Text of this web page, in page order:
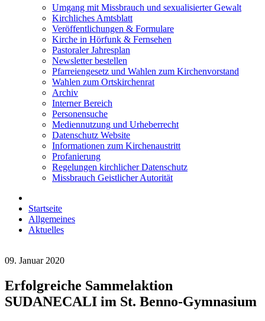
Umgang mit Missbrauch und sexualisierter Gewalt
Kirchliches Amtsblatt
Veröffentlichungen & Formulare
Kirche in Hörfunk & Fernsehen
Pastoraler Jahresplan
Newsletter bestellen
Pfarreiengesetz und Wahlen zum Kirchenvorstand
Wahlen zum Ortskirchenrat
Archiv
Interner Bereich
Personensuche
Mediennutzung und Urheberrecht
Datenschutz Website
Informationen zum Kirchenaustritt
Profanierung
Regelungen kirchlicher Datenschutz
Missbrauch Geistlicher Autorität
Startseite
Allgemeines
Aktuelles
09. Januar 2020
Erfolgreiche Sammelaktion
SUDANECALI im St. Benno-Gymnasium